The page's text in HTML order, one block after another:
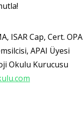
ISAR Cap, Cert. OPA
APAI Üyesi
Okulu Kurucusu